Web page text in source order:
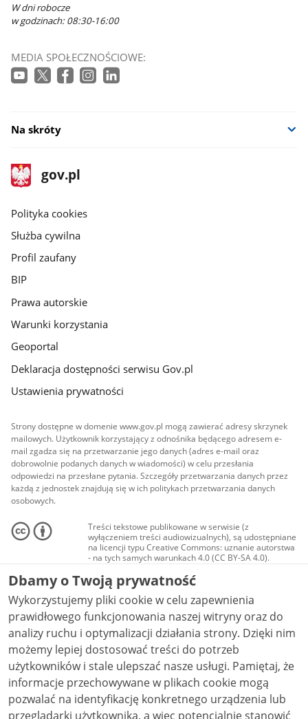
W dni robocze
w godzinach: 08:30-16:00
MEDIA SPOŁECZNOŚCIOWE:
Na skróty
stopka
gov.pl
Strona
gov.pl
gov.pl
Polityka cookies
Służba cywilna
Profil zaufany
BIP
Prawa autorskie
Warunki korzystania
Geoportal
Deklaracja dostępności serwisu Gov.pl
Ustawienia prywatności
Strony dostępne w domenie www.gov.pl mogą zawierać adresy skrzynek
mailowych. Użytkownik korzystający z odnośnika będącego adresem e-
mail zgadza się na przetwarzanie jego danych (adres e-mail oraz
dobrowolnie podanych danych w wiadomości) w celu przesłania
odpowiedzi na przesłane pytania. Szczegóły przetwarzania danych przez
każdą z jednostek znajdują się w ich politykach przetwarzania danych
osobowych.
Treści tekstowe publikowane w serwisie (z
wyłączeniem treści audiowizualnych), są udostępniane
na licencji typu Creative Commons: uznanie autorstwa
- na tych samych warunkach 4.0 (CC BY-SA 4.0).
Materiały audiowizualne, w tym zdjęcia, materiały
audio i wideo, są udostępniane na licencji typu
Creative Commons: uznanie autorstwa użycie
niekomercyjne - bez utworów zależnych 4.0 (CC BY-
NC-ND 4.0), o ile nie jest to stwierdzone inaczej.
Dbamy o Twoją prywatność
Wykorzystujemy pliki cookie w celu zapewnienia
prawidłowego funkcjonowania naszej witryny oraz do
analizy ruchu i optymalizacji działania strony. Dzięki nim
możemy lepiej dostosować treści do potrzeb
użytkowników i stale ulepszać nasze usługi. Pamiętaj, że
informacje przechowywane w plikach cookie mogą
pozwalać na identyfikację konkretnego urządzenia lub
przeglądarki użytkownika, a więc potencjalnie stanowić